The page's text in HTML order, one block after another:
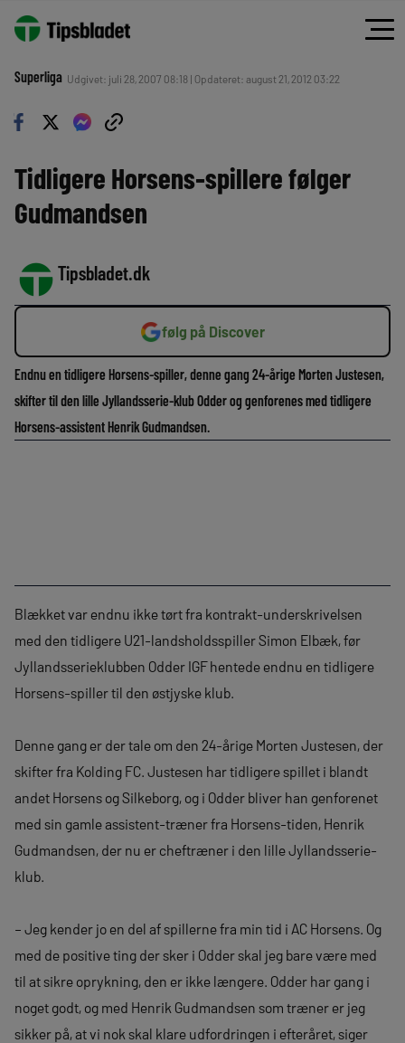
Superliga Udgivet: juli 28, 2007 08:18 | Opdateret: august 21, 2012 03:22
Tidligere Horsens-spillere følger
Gudmandsen
Tipsbladet.dk
følg på Discover
Endnu en tidligere Horsens-spiller, denne gang 24-årige Morten Justesen,
skifter til den lille Jyllandsserie-klub Odder og genforenes med tidligere
Horsens-assistent Henrik Gudmandsen.
Blækket var endnu ikke tørt fra kontrakt-underskrivelsen
med den tidligere U21-landsholdsspiller Simon Elbæk, før
Jyllandsserieklubben Odder IGF hentede endnu en tidligere
Horsens-spiller til den østjyske klub.
Denne gang er der tale om den 24-årige Morten Justesen, der
skifter fra Kolding FC. Justesen har tidligere spillet i blandt
andet Horsens og Silkeborg, og i Odder bliver han genforenet
med sin gamle assistent-træner fra Horsens-tiden, Henrik
Gudmandsen, der nu er cheftræner i den lille Jyllandsserie-
klub.
– Jeg kender jo en del af spillerne fra min tid i AC Horsens. Og
med de positive ting der sker i Odder skal jeg bare være med
til at sikre oprykning, den er ikke længere. Odder har gang i
noget godt, og med Henrik Gudmandsen som træner er jeg
sikker på, at vi nok skal klare udfordringen i efteråret, siger